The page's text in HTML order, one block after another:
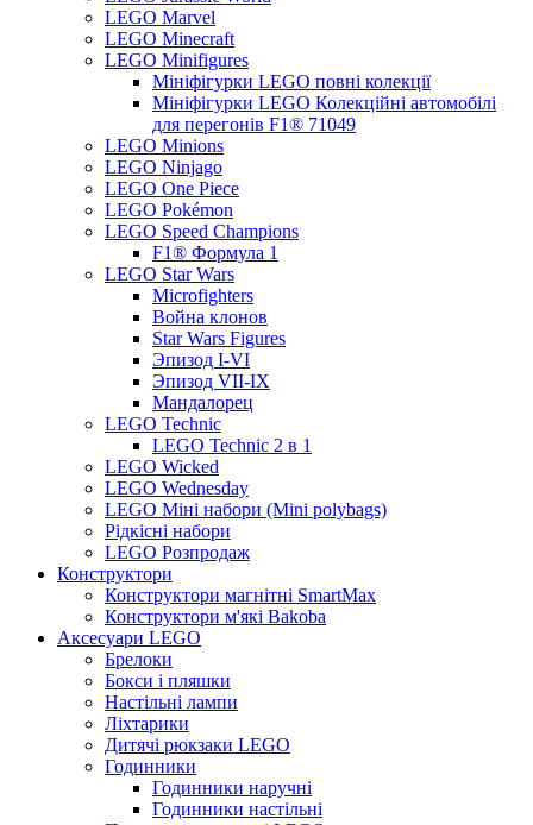
LEGO Marvel
LEGO Minecraft
LEGO Minifigures
Мініфігурки LEGO повні колекції
Мініфігурки LEGO Колекційні автомобілі
для перегонів F1® 71049
LEGO Minions
LEGO Ninjago
LEGO One Piece
LEGO Pokémon
LEGO Speed Champions
F1® Формула 1
LEGO Star Wars
Microfighters
Война клонов
Star Wars Figures
Эпизод I-VI
Эпизод VII-IX
Мандалорец
LEGO Technic
LEGO Technic 2 в 1
LEGO Wicked
LEGO Wednesday
LEGO Міні набори (Mini polybags)
Рідкісні набори
LEGO Розпродаж
Конструктори
Конструктори магнітні SmartMax
Конструктори м'які Bakoba
Аксесуари LEGO
Брелоки
Бокси і пляшки
Настільні лампи
Ліхтарики
Дитячі рюкзаки LEGO
Годинники
Годинники наручні
Годинники настільні